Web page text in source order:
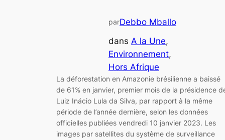
parDebbo Mballo
dans A la Une
Environnement
Hors Afrique
La déforestation en Amazonie brésilienne a baissé
de 61% en janvier, premier mois de la présidence
Luiz Inácio Lula da Silva, par rapport à la même
période de l’année dernière, selon les données
officielles publiées vendredi 10 janvier 2023. Les
images par satellites du système de surveillance